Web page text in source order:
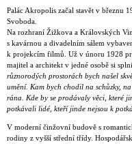
Palác Akropolis začal stavět v březnu
Svoboda.
Na rozhraní Žižkova a Královských
s kavárnou a divadelním sálem
k projekcím filmů. Už v únoru 1928
majitel a architekt v jedné osobě si
různorodých prostorách bych našel
umění. Kam bych chodil na schůzky,
rána. Kde by se prodávaly věci, které
potkávali lidé, kteří jinde nejsou k
V moderní činžovní budově s
rodiny z vyšší střední třídy.